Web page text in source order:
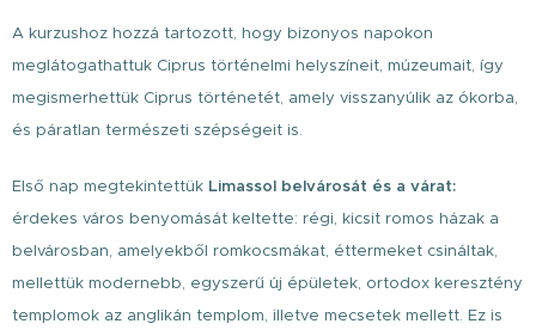
A kurzushoz hozzá tartozott, hogy bizonyos napokon
meglátogathattuk Ciprus történelmi helyszíneit, múzeumait, így
megismerhettük Ciprus történetét, amely visszanyúlik az ókorba,
és páratlan természeti szépségeit is.
Első nap megtekintettük Limassol belvárosát és a várat:
érdekes város benyomását keltette: régi, kicsit romos házak a
belvárosban, amelyekből romkocsmákat, éttermeket csináltak,
mellettük modernebb, egyszerű új épületek, ortodox keresztény
templomok az anglikán templom, illetve mecsetek mellett. Ez is